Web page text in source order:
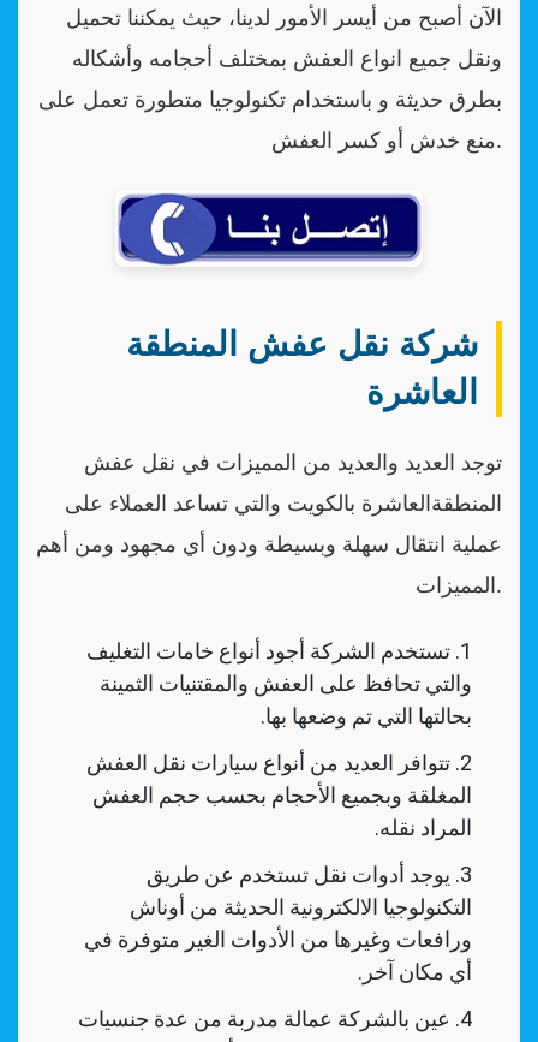
الآن أصبح من أيسر الأمور لدينا، حيث يمكننا تحميل
ونقل جميع انواع العفش بمختلف أحجامه وأشكاله
بطرق حديثة و باستخدام تكنولوجيا متطورة تعمل على
منع خدش أو كسر العفش.
شركة نقل عفش المنطقة
العاشرة
توجد العديد والعديد من المميزات في نقل عفش
المنطقةالعاشرة بالكويت والتي تساعد العملاء على
عملية انتقال سهلة وبسيطة ودون أي مجهود ومن أهم
المميزات.
تستخدم الشركة أجود أنواع خامات التغليف
والتي تحافظ على العفش والمقتنيات الثمينة
بحالتها التي تم وضعها بها.
تتوافر العديد من أنواع سيارات نقل العفش
المغلقة وبجميع الأحجام بحسب حجم العفش
المراد نقله.
يوجد أدوات نقل تستخدم عن طريق
التكنولوجيا الالكترونية الحديثة من أوناش
ورافعات وغيرها من الأدوات الغير متوفرة في
أي مكان آخر.
عين بالشركة عمالة مدربة من عدة جنسيات